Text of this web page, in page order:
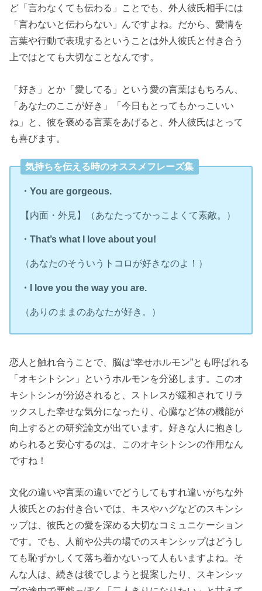
ど「言わなくても伝わる」ことでも、外人彼氏相手には
「言わないと伝わらない」んですよね。だから、愛情を
言葉や行動で表現するということは外人彼氏と付き合う
上ではとても大切なことなんです。
「好き」とか「愛してる」という愛の言葉はもちろん、
「あなたのここが好き」「今日もとってもかっこいい
ね」と、彼を褒める言葉をあげると、外人彼氏はとって
も喜びます。
気持ちを伝える時のオススメフレーズ集
・You are gorgeous.
【内面・外見】（あなたってかっこよくて素敵。）
・That’s what I love about you!
（あなたのそういうトコロが好きなのよ！）
・I love you the way you are.
（ありのままのあなたが好き。）
恋人と触れ合うことで、脳は“幸せホルモン”とも呼ばれる
「オキシトシン」というホルモンを分泌します。このオ
キシトシンが分泌されると、ストレスが緩和されてリラ
ックスした幸せな気分になったり、心臓など体の機能が
向上するとの研究論文が出ています。好きな人に抱きし
められると安心するのは、このオキシトシンの作用なん
ですね！
文化の違いや言葉の違いでどうしてもすれ違いがちな外
人彼氏とのお付き合いでは、キスやハグなどのスキンシ
ップは、彼氏との愛を深める大切なコミュニケーション
です。でも、人前や公共の場でのスキンシップはどうし
ても恥ずかしくて落ち着かないって人もいますよね。そ
んな人は、続きは後でしようと提案したり、スキンシッ